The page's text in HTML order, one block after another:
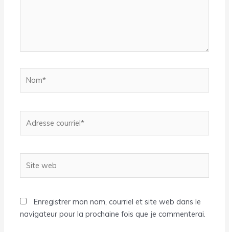
courriel*
web
Enregistrer mon nom, courriel et site web dans le
navigateur pour la prochaine fois que je commenterai.